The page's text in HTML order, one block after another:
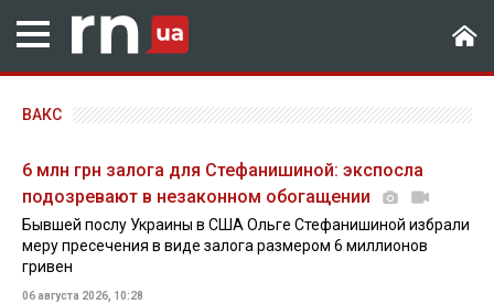
ВАКС
6 млн грн залога для Стефанишиной: экспосла
подозревают в незаконном обогащении
Бывшей послу Украины в США Ольге Стефанишиной избрали
меру пресечения в виде залога размером 6 миллионов
гривен
06 августа 2026, 10:28